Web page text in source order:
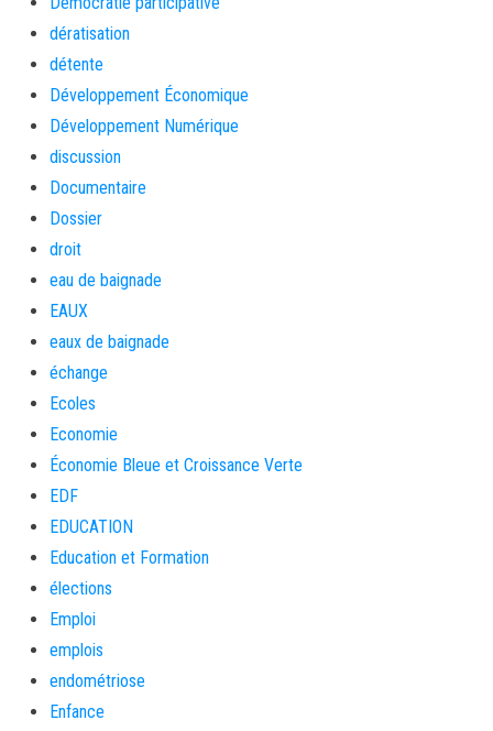
dératisation
détente
Développement Économique
Développement Numérique
discussion
Documentaire
Dossier
droit
eau de baignade
EAUX
eaux de baignade
échange
Ecoles
Economie
Économie Bleue et Croissance Verte
EDF
EDUCATION
Education et Formation
élections
Emploi
emplois
endométriose
Enfance